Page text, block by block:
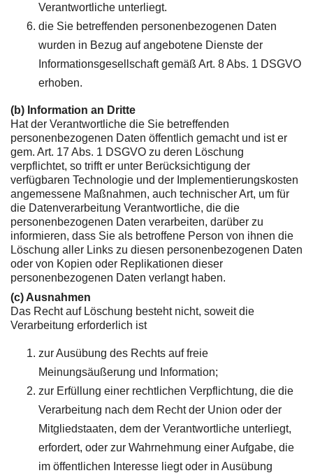
Verantwortliche unterliegt.
die Sie betreffenden personenbezogenen Daten
wurden in Bezug auf angebotene Dienste der
Informationsgesellschaft gemäß Art. 8 Abs. 1 DSGVO
erhoben.
(b) Information an Dritte
Hat der Verantwortliche die Sie betreffenden
personenbezogenen Daten öffentlich gemacht und ist er
gem. Art. 17 Abs. 1 DSGVO zu deren Löschung
verpflichtet, so trifft er unter Berücksichtigung der
verfügbaren Technologie und der Implementierungskosten
angemessene Maßnahmen, auch technischer Art, um für
die Datenverarbeitung Verantwortliche, die die
personenbezogenen Daten verarbeiten, darüber zu
informieren, dass Sie als betroffene Person von ihnen die
Löschung aller Links zu diesen personenbezogenen Daten
oder von Kopien oder Replikationen dieser
personenbezogenen Daten verlangt haben.
(c) Ausnahmen
Das Recht auf Löschung besteht nicht, soweit die
Verarbeitung erforderlich ist
zur Ausübung des Rechts auf freie
Meinungsäußerung und Information;
zur Erfüllung einer rechtlichen Verpflichtung, die die
Verarbeitung nach dem Recht der Union oder der
Mitgliedstaaten, dem der Verantwortliche unterliegt,
erfordert, oder zur Wahrnehmung einer Aufgabe, die
im öffentlichen Interesse liegt oder in Ausübung